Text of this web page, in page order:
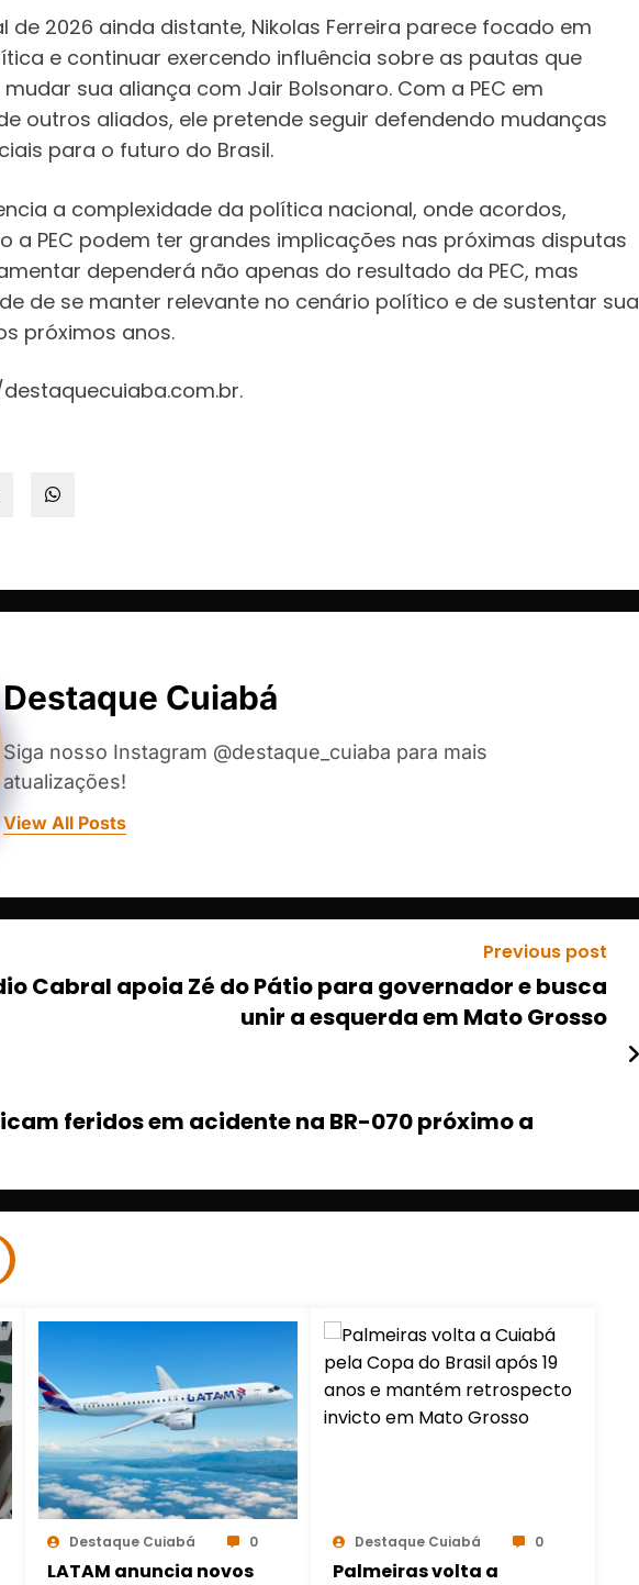
de 2026 ainda distante, Nikolas Ferreira parece focado em
e continuar exercendo influência sobre as pautas que
sua aliança com Jair Bolsonaro. Com a PEC em
outros aliados, ele pretende seguir defendendo mudanças
para o futuro do Brasil.
a complexidade da política nacional, onde acordos,
a PEC podem ter grandes implicações nas próximas disputas
dependerá não apenas do resultado da PEC, mas
de se manter relevante no cenário político e de sustentar sua
próximos anos.
Destaque Cuiabá
Siga nosso Instagram @destaque_cuiaba para mais
atualizações!
View All Posts
Previous post
Cabral apoia Zé do Pátio para governador e busca
unir a esquerda em Mato Grosso
feridos em acidente na BR-070 próximo a
Destaque Cuiabá 0
LATAM anuncia novos
Destaque Cuiabá 0
Palmeiras volta a